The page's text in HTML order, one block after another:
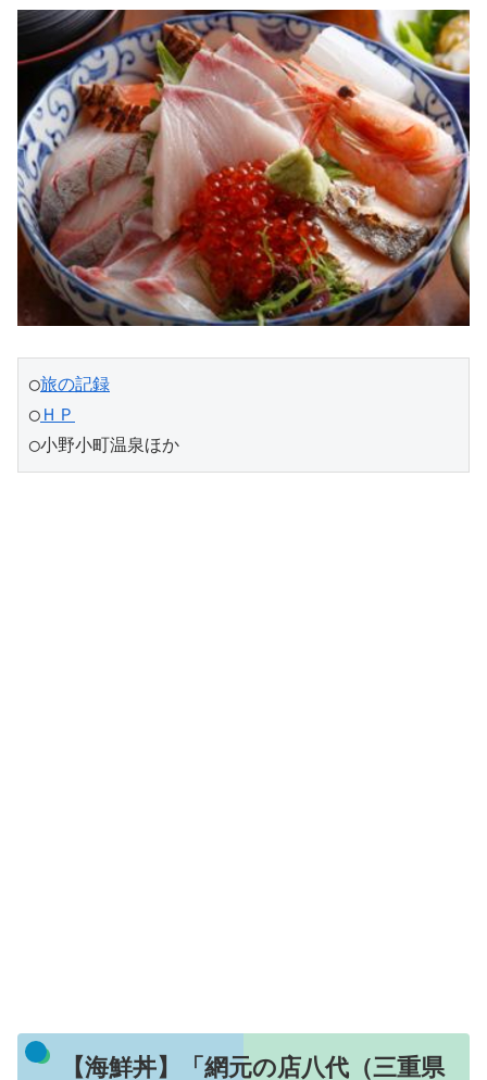
◯旅の記録
◯ ＨＰ
◯小野小町温泉ほか
【海鮮丼】「網元の店八代（三重県